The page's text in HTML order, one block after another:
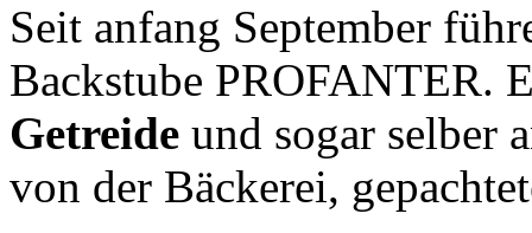
Seit anfang September
Backstube PROFANTER.
Getreide und sogar selber
von der Bäckerei,